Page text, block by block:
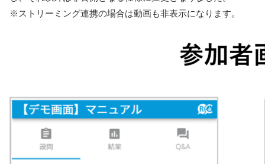
※ストリーミング連携の場合は動画も非表示になります。